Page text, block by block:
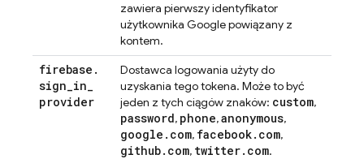
zawiera pierwszy identyfikator
użytkownika Google powiązany z
kontem.
firebase .
sign_in_
provider
Dostawca logowania użyty do
uzyskania tego tokena. Może to być
jeden z tych ciągów znaków: custom,
password, phone,anonymous,
google . com, facebook. com,
github. com, twitter. com.